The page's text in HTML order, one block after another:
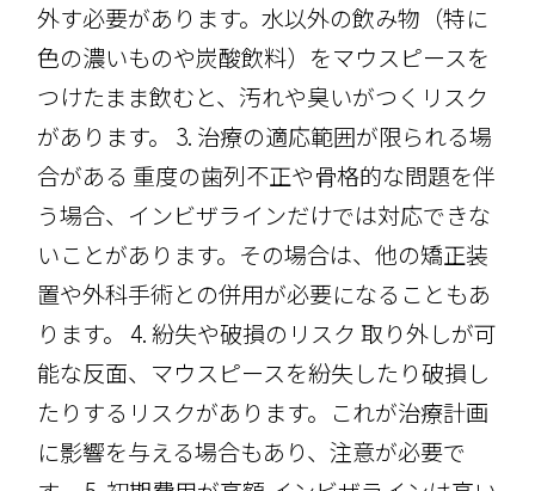
外す必要があります。水以外の飲み物（特に
色の濃いものや炭酸飲料）をマウスピースを
つけたまま飲むと、汚れや臭いがつくリスク
があります。 3. 治療の適応範囲が限られる場
合がある 重度の歯列不正や骨格的な問題を伴
う場合、インビザラインだけでは対応できな
いことがあります。その場合は、他の矯正装
置や外科手術との併用が必要になることもあ
ります。 4. 紛失や破損のリスク 取り外しが可
能な反面、マウスピースを紛失したり破損し
たりするリスクがあります。これが治療計画
に影響を与える場合もあり、注意が必要で